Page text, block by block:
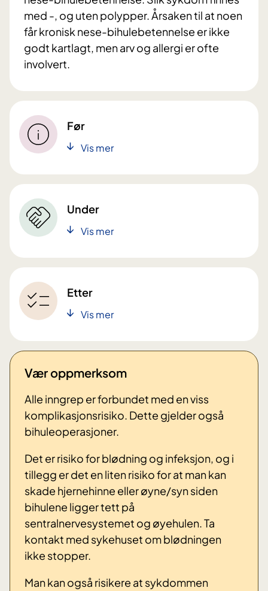
med -, og uten polypper. Årsaken til at noen
får kronisk nese-bihulebetennelse er ikke
godt kartlagt, men arv og allergi er ofte
involvert.
Før
Vis mer
Under
Vis mer
Etter
Vis mer
Vær oppmerksom
Alle inngrep er forbundet med en viss
komplikasjonsrisiko. Dette gjelder også
bihuleoperasjoner.
Det er risiko for blødning og infeksjon, og i
tillegg er det en liten risiko for at man kan
skade hjernehinne eller øyne/syn siden
bihulene ligger tett på
sentralnervesystemet og øyehulen. Ta
kontakt med sykehuset om blødningen
ikke stopper.
Man kan også risikere at sykdommen